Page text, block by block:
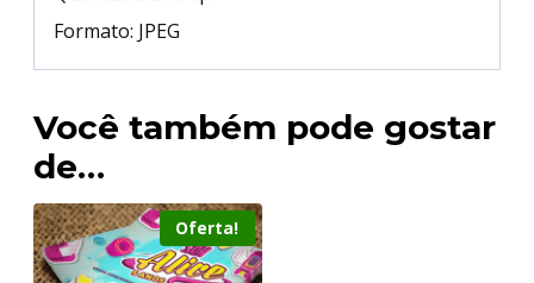
Formato: JPEG
Você também pode gostar
de…
Oferta!